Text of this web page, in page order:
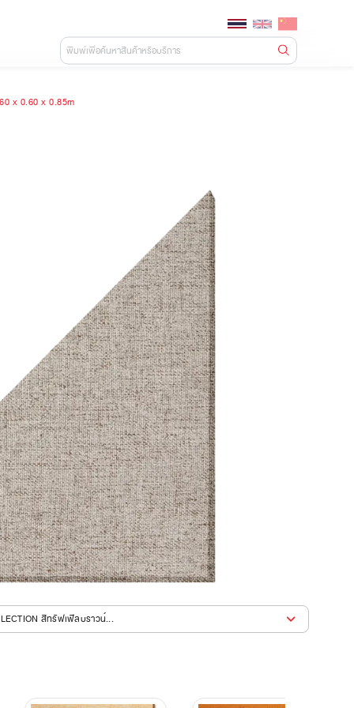
x 0.60 x 0.85m
สีทรัฟเฟิลบราวน์...